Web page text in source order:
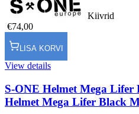
Kiivrid
€74,00
LISA KORVI
View details
S-ONE Helmet Mega
Helmet Mega Lifer Black